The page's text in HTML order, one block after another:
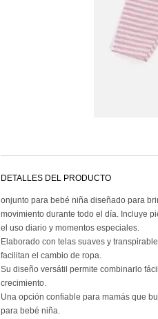
DETALLES DEL PRODUCTO
onjunto para bebé niña diseñado para
movimiento durante todo el día. Incluye
el uso diario y momentos especiales.
Elaborado con telas suaves y
facilitan el cambio de ropa.
Su diseño versátil permite combinarlo
crecimiento.
Una opción confiable para mamás que
para bebé niña.